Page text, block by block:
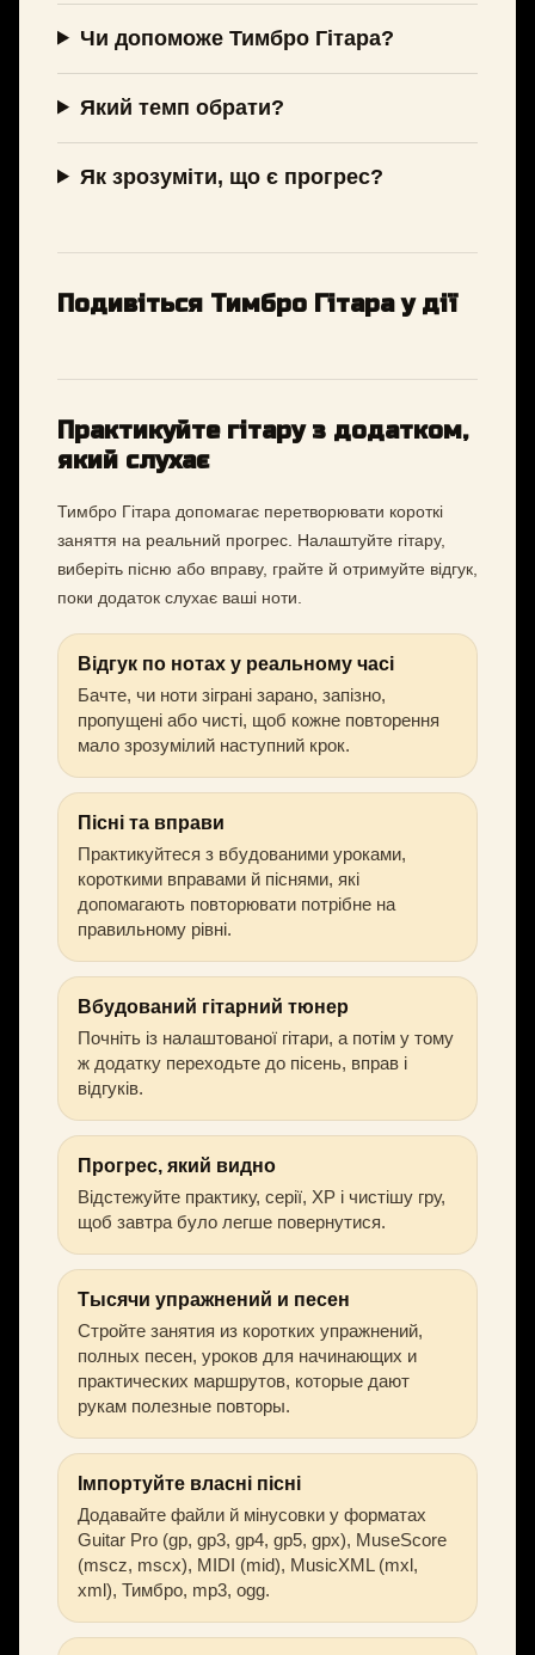
Чи допоможе Тимбро Гітара?
Який темп обрати?
Як зрозуміти, що є прогрес?
Подивіться Тимбро Гітара у дії
Практикуйте гітару з додатком,
який слухає
Тимбро Гітара допомагає перетворювати короткі
заняття на реальний прогрес. Налаштуйте гітару,
виберіть пісню або вправу, грайте й отримуйте відгук,
поки додаток слухає ваші ноти.
Відгук по нотах у реальному часі
Бачте, чи ноти зіграні зарано, запізно,
пропущені або чисті, щоб кожне повторення
мало зрозумілий наступний крок.
Пісні та вправи
Практикуйтеся з вбудованими уроками,
короткими вправами й піснями, які
допомагають повторювати потрібне на
правильному рівні.
Вбудований гітарний тюнер
Почніть із налаштованої гітари, а потім у тому
ж додатку переходьте до пісень, вправ і
відгуків.
Прогрес, який видно
Відстежуйте практику, серії, XP і чистішу гру,
щоб завтра було легше повернутися.
Тысячи упражнений и песен
Стройте занятия из коротких упражнений,
полных песен, уроков для начинающих и
практических маршрутов, которые дают
рукам полезные повторы.
Імпортуйте власні пісні
Додавайте файли й мінусовки у форматах
Guitar Pro (gp, gp3, gp4, gp5, gpx), MuseScore
(mscz, mscx), MIDI (mid), MusicXML (mxl,
xml), Тимбро, mp3, ogg.